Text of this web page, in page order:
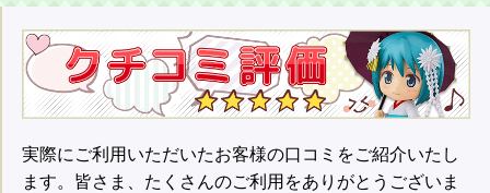
実際にご利用いただいたお客様の口コミをご紹介いたし
ます。皆さま、たくさんのご利用をありがとうございま